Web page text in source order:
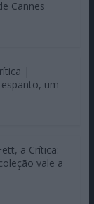
Cannes
|
um
a Crítica:
vale a